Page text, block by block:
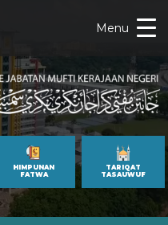
Menu
HIMPUNAN
FATWA
TARIQAT
TASAUWUF